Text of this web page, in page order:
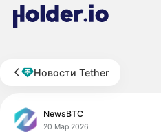
Новости Tether
NewsBTC
20 Мар 2026